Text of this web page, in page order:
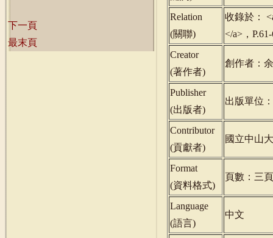
下一頁
最末頁
Relation
(關聯)
收錄於：
</a>，
Creator
(著作者)
創作者：
Publisher
(出版者)
出版單位
Contributor
(貢獻者)
國立中山
Format
(資料格式)
頁數：三頁
Language
(語言)
中文